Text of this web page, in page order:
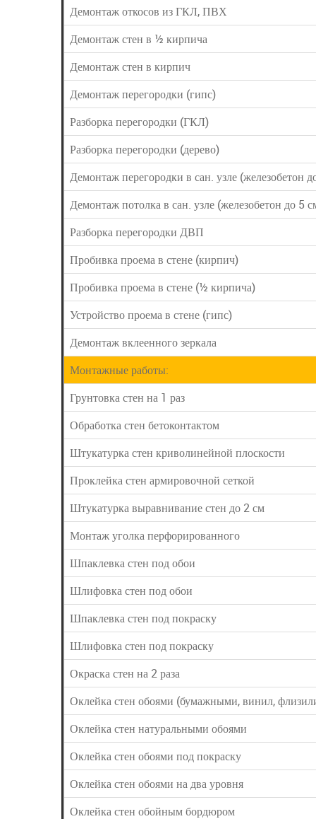
Демонтаж откосов из ГКЛ, ПВХ
Демонтаж стен в ½ кирпича
Демонтаж стен в кирпич
Демонтаж перегородки (гипс)
Разборка перегородки (ГКЛ)
Разборка перегородки (дерево)
Демонтаж перегородки в сан. узле (железобетон
Демонтаж потолка в сан. узле (железобетон до 5
Разборка перегородки ДВП
Пробивка проема в стене (кирпич)
Пробивка проема в стене (½ кирпича)
Устройство проема в стене (гипс)
Демонтаж вклеенного зеркала
Монтажные работы:
Грунтовка стен на 1 раз
Обработка стен бетоконтактом
Штукатурка стен криволинейной плоскости
Проклейка стен армировочной сеткой
Штукатурка выравнивание стен до 2 см
Монтаж уголка перфорированного
Шпаклевка стен под обои
Шлифовка стен под обои
Шпаклевка стен под покраску
Шлифовка стен под покраску
Окраска стен на 2 раза
Оклейка стен обоями (бумажными, винил,
Оклейка стен натуральными обоями
Оклейка стен обоями под покраску
Оклейка стен обоями на два уровня
Оклейка стен обойным бордюром